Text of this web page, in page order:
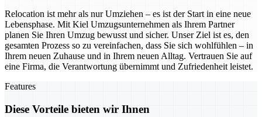
Relocation ist mehr als nur Umziehen – es ist der Start in eine neue
Lebensphase. Mit Kiel Umzugsunternehmen als Ihrem Partner
planen Sie Ihren Umzug bewusst und sicher. Unser Ziel ist es, den
gesamten Prozess so zu vereinfachen, dass Sie sich wohlfühlen – in
Ihrem neuen Zuhause und in Ihrem neuen Alltag. Vertrauen Sie auf
eine Firma, die Verantwortung übernimmt und Zufriedenheit leistet.
Features
Diese Vorteile bieten wir Ihnen